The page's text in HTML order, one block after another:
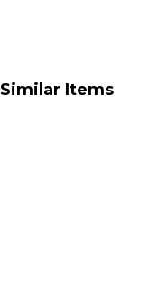
Similar Items